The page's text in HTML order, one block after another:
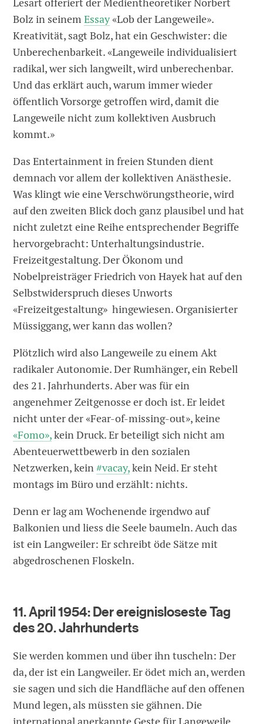
Bolz in seinemEssay«Lob der Langeweile».
Kreativität, sagt Bolz, hat ein Geschwister: die
Unberechenbarkeit. «Langeweile individualisiert
radikal, wer sich langweilt, wird unberechenbar.
Und das erklärt auch, warum immer wieder
öffentlich Vorsorge getroffen wird, damit die
Langeweile nicht zum kollektiven Ausbruch
kommt.»
Das Entertainment in freien Stunden dient
demnach vor allem der kollektiven Anästhesie.
Was klingt wie eine Verschwörungstheorie, wird
auf den zweiten Blick doch ganz plausibel und hat
nicht zuletzt eine Reihe entsprechender Begriffe
hervorgebracht: Unterhaltungsindustrie.
Freizeitgestaltung. Der Ökonom und
Nobelpreisträger Friedrich von Hayek hat auf den
Selbstwiderspruch dieses Unworts
«Freizeitgestaltung» hingewiesen. Organisierter
Müssiggang, wer kann das wollen?
Plötzlich wird also Langeweile zu einem Akt
radikaler Autonomie. Der Rumhänger, ein Rebell
des 21. Jahrhunderts. Aber was für ein
angenehmer Zeitgenosse er doch ist. Er leidet
nicht unter der «Fear-of-missing-out», keine
«Fomo»,kein Druck. Er beteiligt sich nicht am
Abenteuerwettbewerb in den sozialen
Netzwerken, kein#vacay,kein Neid. Er steht
montags im Büro und erzählt: nichts.
Denn er lag am Wochenende irgendwo auf
Balkonien und liess die Seele baumeln. Auch das
ist ein Langweiler: Er schreibt öde Sätze mit
abgedroschenen Floskeln.
11. April 1954: Der ereignisloseste Tag
des 20. Jahrhunderts
Sie werden kommen und über ihn tuscheln: Der
da, der ist ein Langweiler. Er ödet mich an, werden
sie sagen und sich die Handfläche auf den offenen
Mund legen, als müssten sie gähnen. Die
international anerkannte Geste für Langeweile